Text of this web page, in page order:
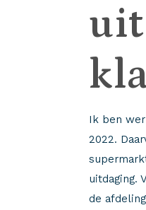
Ik ben
2022.
uitdaging.
de